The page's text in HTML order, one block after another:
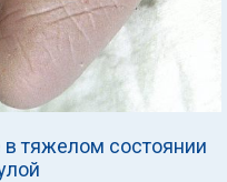
тяжелом состоянии